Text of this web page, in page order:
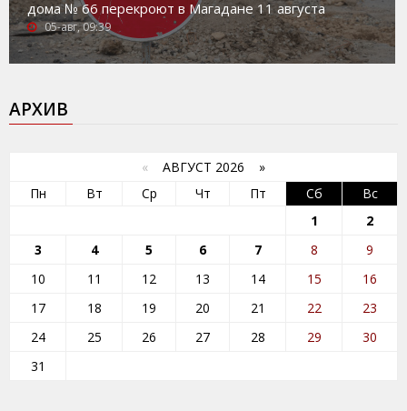
дома № 66 перекроют в Магадане 11 августа
05-авг, 09:39
АРХИВ
« АВГУСТ 2026 »
Пн
Вт Ср Чт Пт Сб
Вс
1
2
3
4 5 6 7 8
9
10
11 12 13 14 15
16
17
18 19 20 21 22
23
24
25 26 27 28 29
30
31